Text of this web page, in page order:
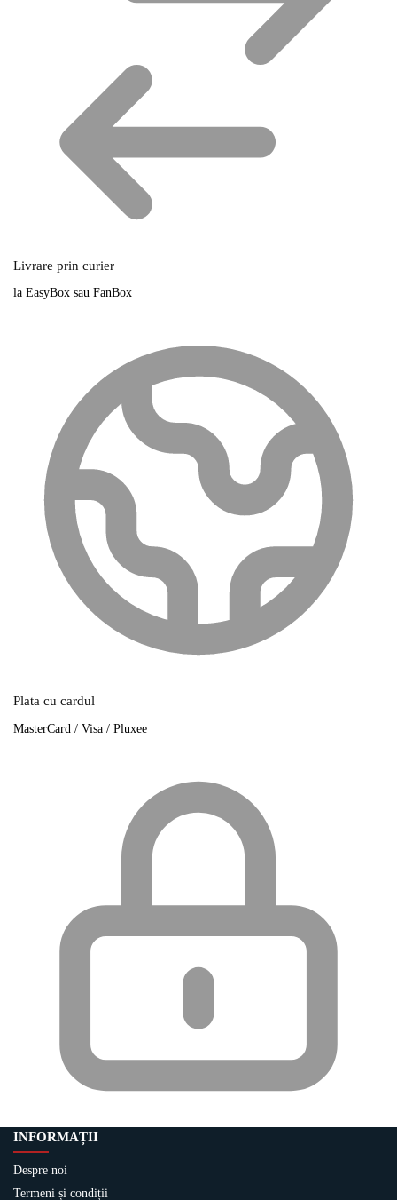
Livrare prin curier
la EasyBox sau FanBox
Plata cu cardul
MasterCard / Visa / Pluxee
INFORMAȚII
Despre noi
Termeni și condiții